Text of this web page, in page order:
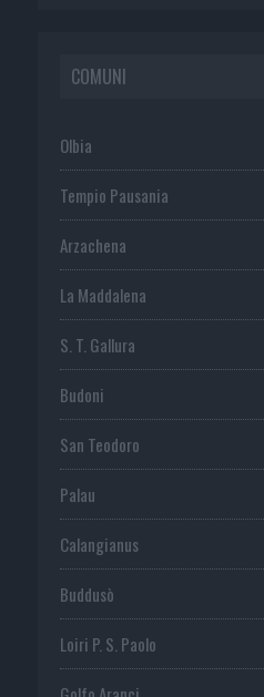
COMUNI
Olbia
Tempio Pausania
Arzachena
La Maddalena
S. T. Gallura
Budoni
San Teodoro
Palau
Calangianus
Buddusò
Loiri P. S. Paolo